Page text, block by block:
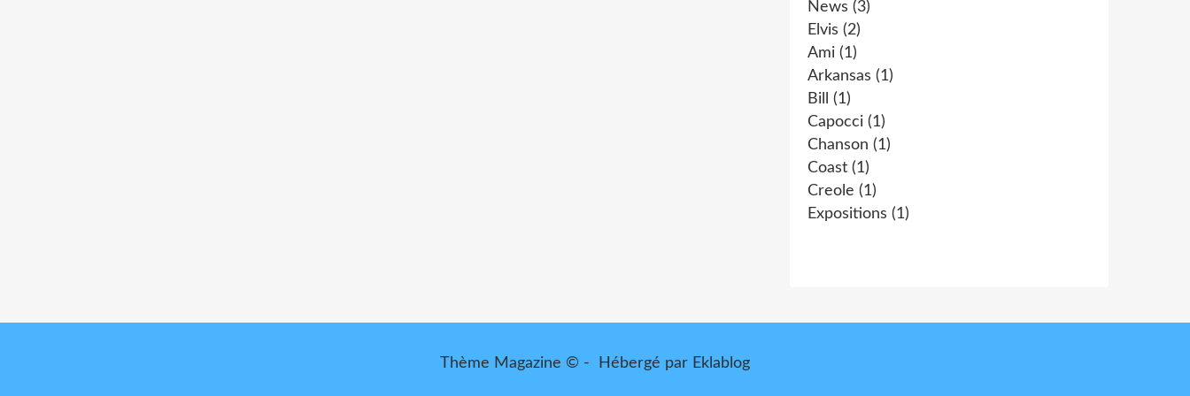
News (3)
Elvis (2)
Ami (1)
Arkansas (1)
Bill
(1)
Capocci (1)
Chanson (1)
Coast (1)
Creole (1)
Expositions (1)
Thème Magazine © - Hébergé par Eklablog